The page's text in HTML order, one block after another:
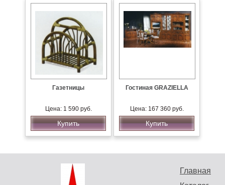
Газетницы
Цена: 1 590 руб.
Купить
Гостиная GRAZIELLA
Цена: 167 360 руб.
Купить
Главная